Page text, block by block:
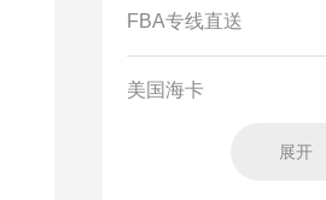
FBA专线直送
美国海卡
展开